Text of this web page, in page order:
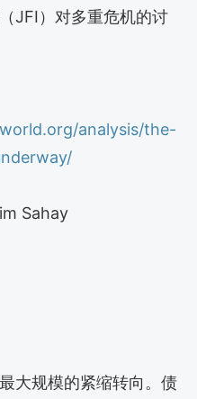
JFI）对多重危机的讨
analysis/the-
Sahay
大规模的紧缩转向。债